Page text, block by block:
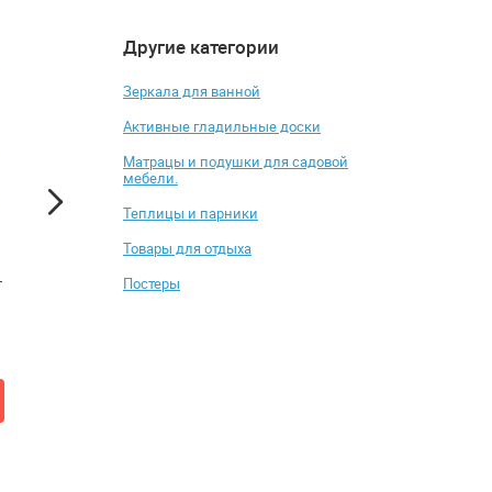
Другие категории
Зеркала для ванной
Активные гладильные доски
Матрацы и подушки для садовой
мебели.
Теплицы и парники
Товары для отдыха
Постеры
Компьютерный стол Мэрдэс